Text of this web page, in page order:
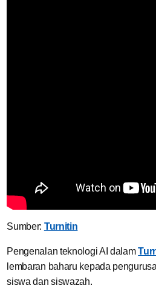
Sumber: Turnitin
Pengenalan teknologi AI dalam
lembaran baharu kepada
siswa dan siswazah.